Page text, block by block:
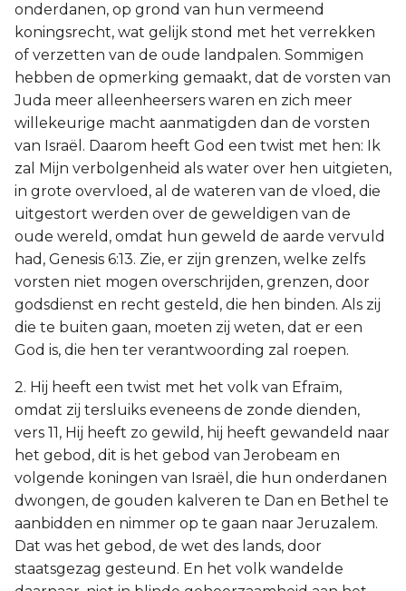
onderdanen, op grond van hun vermeend
koningsrecht, wat gelijk stond met het verrekken
of verzetten van de oude landpalen. Sommigen
hebben de opmerking gemaakt, dat de vorsten van
Juda meer alleenheersers waren en zich meer
willekeurige macht aanmatigden dan de vorsten
van Israël. Daarom heeft God een twist met hen: Ik
zal Mijn verbolgenheid als water over hen uitgieten,
in grote overvloed, al de wateren van de vloed, die
uitgestort werden over de geweldigen van de
oude wereld, omdat hun geweld de aarde vervuld
had, Genesis 6:13. Zie, er zijn grenzen, welke zelfs
vorsten niet mogen overschrijden, grenzen, door
godsdienst en recht gesteld, die hen binden. Als zij
die te buiten gaan, moeten zij weten, dat er een
God is, die hen ter verantwoording zal roepen.
2. Hij heeft een twist met het volk van Efraïm,
omdat zij tersluiks eveneens de zonde dienden,
vers 11, Hij heeft zo gewild, hij heeft gewandeld naar
het gebod, dit is het gebod van Jerobeam en
volgende koningen van Israël, die hun onderdanen
dwongen, de gouden kalveren te Dan en Bethel te
aanbidden en nimmer op te gaan naar Jeruzalem.
Dat was het gebod, de wet des lands, door
staatsgezag gesteund. En het volk wandelde